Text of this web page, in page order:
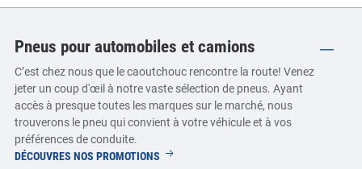
Pneus pour automobiles et camions
C’est chez nous que le caoutchouc rencontre la route! Venez
jeter un coup d'œil à notre vaste sélection de pneus. Ayant
accès à presque toutes les marques sur le marché, nous
trouverons le pneu qui convient à votre véhicule et à vos
préférences de conduite.
DÉCOUVRES NOS PROMOTIONSPNEUS